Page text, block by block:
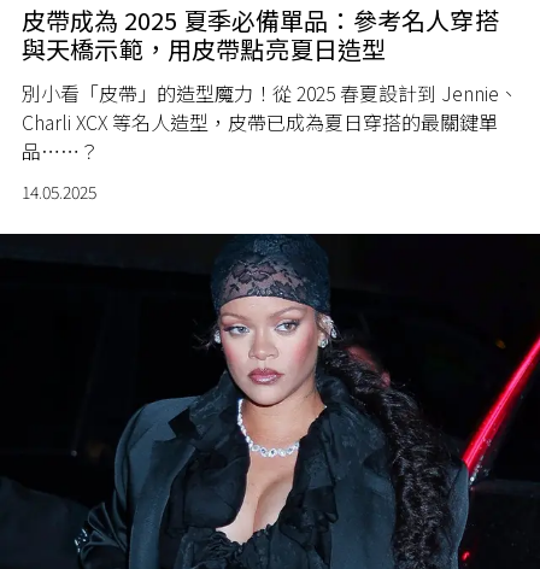
皮帶成為 2025 夏季必備單品：參考名人穿搭
與天橋示範，用皮帶點亮夏日造型
別小看「皮帶」的造型魔力！從 2025 春夏設計到 Jennie、
Charli XCX 等名人造型，皮帶已成為夏日穿搭的最關鍵單
品⋯⋯？
14.05.2025